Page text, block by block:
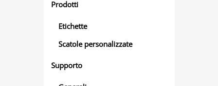
Prodotti
Etichette
Scatole personalizzate
Supporto